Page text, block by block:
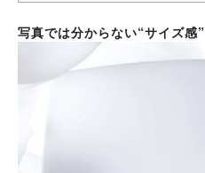
写真では分からない“サイズ感”